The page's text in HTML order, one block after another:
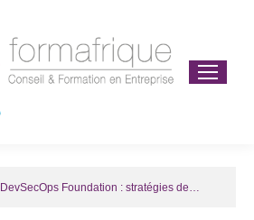
DevSecOps Foundation : stratégies de…